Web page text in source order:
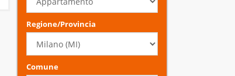
Regione/Provincia
Comune